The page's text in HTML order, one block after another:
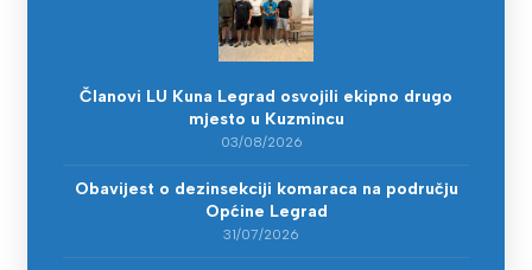
Članovi LU Kuna Legrad osvojili ekipno drugo
mjesto u Kuzmincu
03/08/2026
Obavijest o dezinsekciji komaraca na području
Općine Legrad
31/07/2026